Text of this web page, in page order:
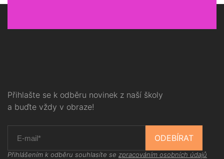
Přihlašte se k odběru novinek z naší školy
a buďte vždy v obraze!
ODEBÍRAT
Přihlášením k odběru souhlasíte se zpracováním osobních údajů